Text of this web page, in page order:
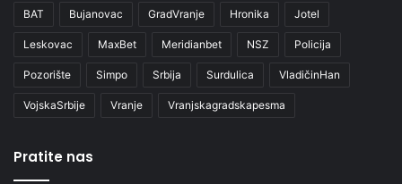
BAT Bujanovac GradVranje Hronika Jotel
Leskovac MaxBet Meridianbet NSZ Policija
Pozorište Simpo Srbija Surdulica VladičinHan
VojskaSrbije Vranje Vranjskagradskapesma
Pratite nas